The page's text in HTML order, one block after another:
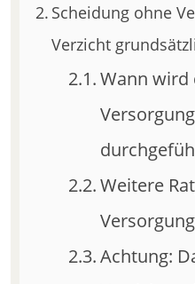
Scheidung ohne
Verzicht
Wann wird
Weitere
Achtung: